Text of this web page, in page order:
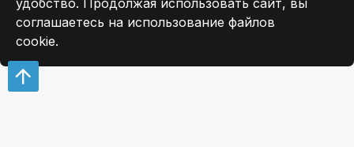
соглашаетесь на использование файлов
cookie.